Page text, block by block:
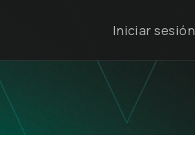
Iniciar sesión